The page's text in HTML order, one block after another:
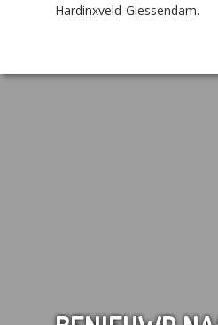
Hardinxveld-Giessendam.